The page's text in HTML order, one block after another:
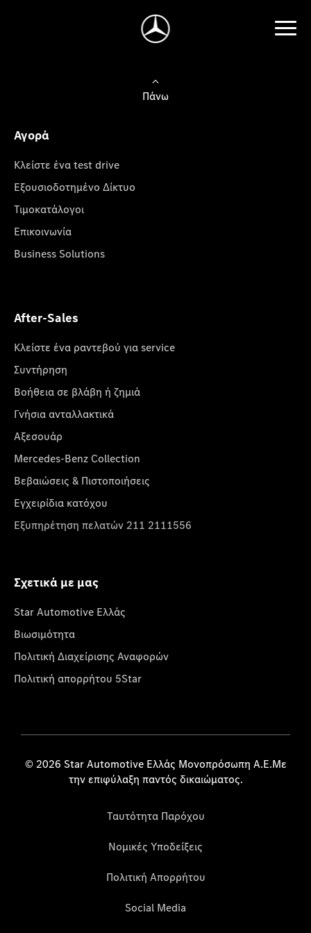
Πάνω
Αγορά
Κλείστε ένα test drive
Εξουσιοδοτημένο Δίκτυο
Τιμοκατάλογοι
Επικοινωνία
Business Solutions
After-Sales
Κλείστε ένα ραντεβού για service
Συντήρηση
Βοήθεια σε βλάβη ή ζημιά
Γνήσια ανταλλακτικά
Αξεσουάρ
Mercedes-Benz Collection
Βεβαιώσεις & Πιστοποιήσεις
Εγχειρίδια κατόχου
Εξυπηρέτηση πελατών 211 2111556
Σχετικά με μας
Star Automotive Ελλάς
Βιωσιμότητα
Πολιτική Διαχείρισης Αναφορών
Πολιτική απορρήτου 5Star
© 2026 Star Automotive Ελλάς Μονοπρόσωπη Α.Ε.Με
την επιφύλαξη παντός δικαιώματος.
Ταυτότητα Παρόχου
Νομικές Υποδείξεις
Πολιτική Απορρήτου
Social Media